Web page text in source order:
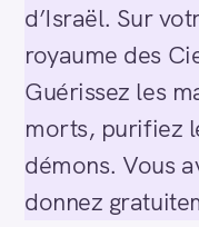
d’Israël. Sur
royaume des
Guérissez les
morts, purifiez
démons. Vous
donnez